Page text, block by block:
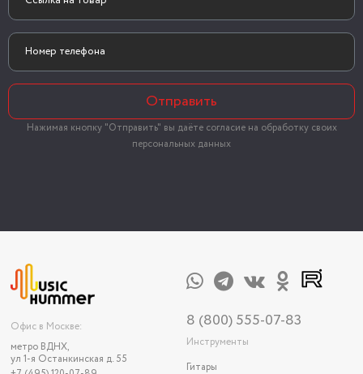
Отправить
Нажимая кнопку "Отправить" вы даёте согласие на обработку своих
персональных данных
Офис в Москве:
метро ВДНХ,
ул 1-я Останкинская д. 55
8 (800) 555-07-83
Инструменты
Гитары